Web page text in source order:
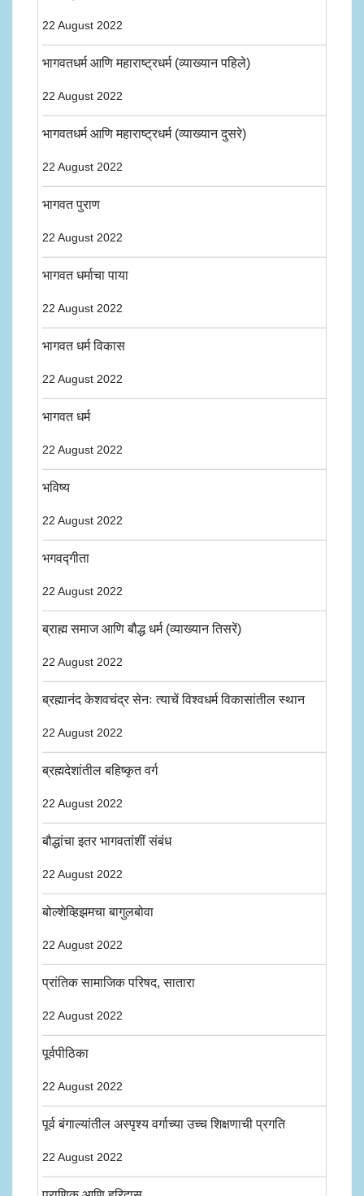
22 August 2022
भागवतधर्म आणि महाराष्ट्रधर्म (व्याख्यान पहिले)
22 August 2022
भागवतधर्म आणि महाराष्ट्रधर्म (व्याख्यान दुसरे)
22 August 2022
भागवत पुराण
22 August 2022
भागवत धर्माचा पाया
22 August 2022
भागवत धर्म विकास
22 August 2022
भागवत धर्म
22 August 2022
भविष्य
22 August 2022
भगवद्गीता
22 August 2022
ब्राह्म समाज आणि बौद्ध धर्म (व्याख्यान तिसरें)
22 August 2022
ब्रह्मानंद केशवचंद्र सेनः त्याचें विश्वधर्म विकासांतील स्थान
22 August 2022
ब्रह्मदेशांतील बहिष्कृत वर्ग
22 August 2022
बौद्धांचा इतर भागवतांशीं संबंध
22 August 2022
बोल्शेव्हिझमचा बागुलबोवा
22 August 2022
प्रांतिक सामाजिक परिषद, सातारा
22 August 2022
पूर्वपीठिका
22 August 2022
पूर्व बंगाल्यांतील अस्पृश्य वर्गाच्या उच्च शिक्षणाची प्रगति
22 August 2022